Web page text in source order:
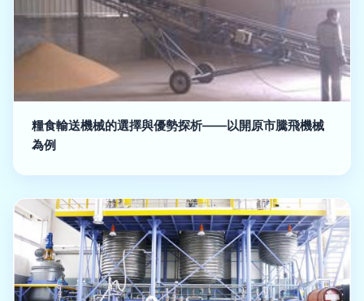
糧食輸送機械的選擇與優勢探析——以開原市騰飛機械
為例